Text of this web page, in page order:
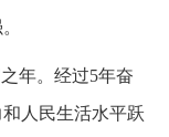
年。经过5年奋
人民生活水平跃